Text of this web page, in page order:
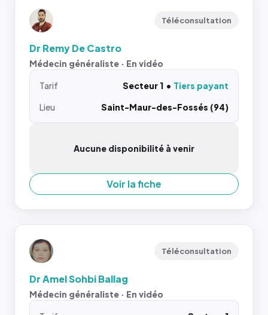
Téléconsultation
Dr Remy De Castro
Médecin généraliste · En vidéo
Tarif Secteur 1
Tiers payant
Lieu
Saint-Maur-des-Fossés (94)
Aucune disponibilité à venir
Voir la fiche
Téléconsultation
Dr Amel Sohbi Ballag
Médecin généraliste · En vidéo